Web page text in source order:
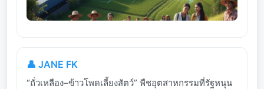
👤 JANE FK
“ถั่วเหลือง–ข้าวโพดเลี้ยงสัตว์” พืชอุตสาหกรรมที่รัฐหนุน